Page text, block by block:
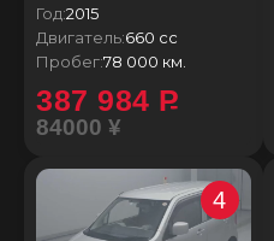
Год:2015
Двигатель:660 сс
Пробег:78 000 км.
387 984 P
84000 ¥
4